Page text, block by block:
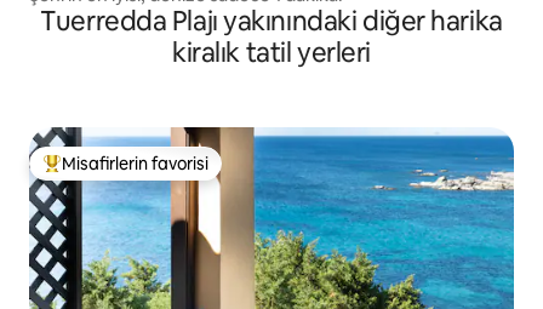
Tuerredda Plajı yakınındaki diğer harika
kiralık tatil yerleri
Misafirlerin favorilerinden en beğenilenler arasında
Misafirlerin favorisi